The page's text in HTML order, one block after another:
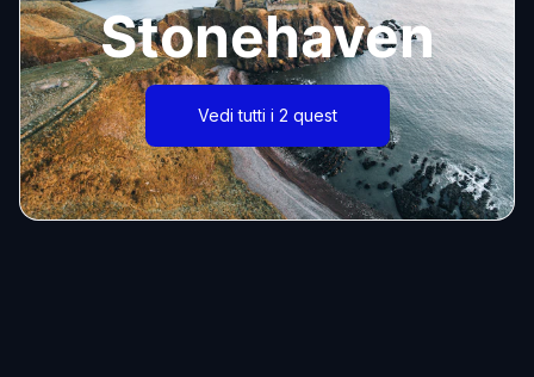
Stonehaven
Vedi tutti i 2 quest